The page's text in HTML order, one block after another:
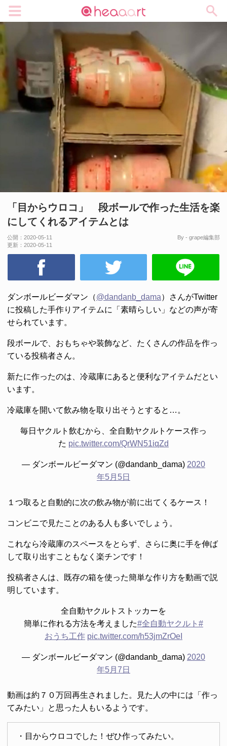
「目からウロコ」 段ボールで作った生活を楽
にしてくれるアイテムとは
公開： 2020-05-11
更新： 2020-05-11
By - grape編集部
ダンボールビーダマン（@dandanb_dama）さんがTwitter
に投稿した手作りアイテムに「素晴らしい」などの声が寄
せられています。
段ボールで、おもちゃや装飾など、たくさんの作品を作っ
ている投稿者さん。
新たに作ったのは、冷蔵庫にあると便利なアイテムだとい
います。
冷蔵庫を開いて飲み物を取り出そうとすると…。
毎日ヤクルト飲むから、全自動ヤクルトケース作っ
た pic.twitter.com/QrWN51iqZd
— ダンボールビーダマン (@dandanb_dama) 2020
年5月5日
１つ取ると自動的に次の飲み物が前に出てくるケース！
コンビニで見たことのある人も多いでしょう。
これなら冷蔵庫のスペースをとらず、さらに奥に手を伸ば
して取り出すこともなく楽チンです！
投稿者さんは、既存の箱を使った簡単な作り方を動画で説
明しています。
全自動ヤクルトストッカーを
簡単に作れる方法を考えました#全自動ヤクルト #
おうち工作 pic.twitter.com/h53jmZrOeI
— ダンボールビーダマン (@dandanb_dama) 2020
年5月7日
動画は約７０万回再生されました。見た人の中には「作っ
てみたい」と思った人もいるようです。
・目からウロコでした！ぜひ作ってみたい。